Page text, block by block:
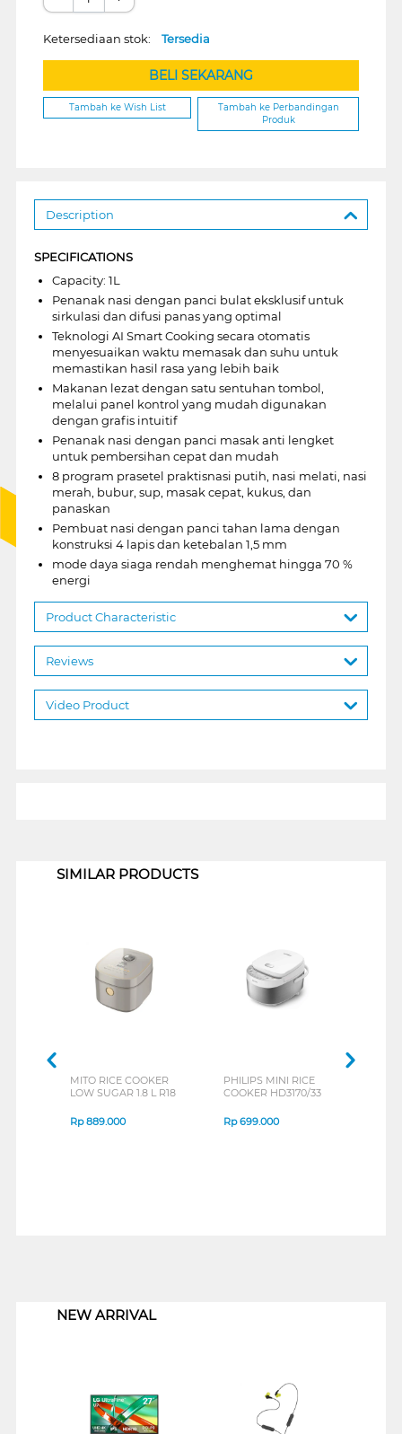
Ketersediaan stok: Tersedia
BELI SEKARANG
Tambah ke Wish List
Tambah ke Perbandingan
Produk
Description
SPECIFICATIONS
Capacity: 1L
Penanak nasi dengan panci bulat eksklusif untuk
sirkulasi dan difusi panas yang optimal
Teknologi AI Smart Cooking secara otomatis
menyesuaikan waktu memasak dan suhu untuk
memastikan hasil rasa yang lebih baik
Makanan lezat dengan satu sentuhan tombol,
melalui panel kontrol yang mudah digunakan
dengan grafis intuitif
Penanak nasi dengan panci masak anti lengket
untuk pembersihan cepat dan mudah
8 program prasetel praktisnasi putih, nasi melati, nasi
merah, bubur, sup, masak cepat, kukus, dan
panaskan
Pembuat nasi dengan panci tahan lama dengan
konstruksi 4 lapis dan ketebalan 1,5 mm
mode daya siaga rendah menghemat hingga 70 %
energi
Product Characteristic
Reviews
Video Product
SIMILAR PRODUCTS
MITO RICE COOKER
LOW SUGAR 1.8 L R18
Rp889.000
PHILIPS MINI RICE
COOKER HD3170/33
Rp699.000
NEW ARRIVAL